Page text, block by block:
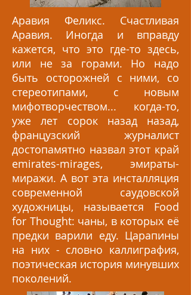
Аравия Феликс. Счастливая
Аравия. Иногда и вправду
кажется, что это где-то здесь,
или не за горами. Но надо
быть осторожней с ними, со
стереотипами, с новым
мифотворчеством... когда-то,
уже лет сорок назад назад,
французский журналист
достопамятно назвал этот край
emirates-mirages, эмираты-
миражи. А вот эта инсталляция
современной саудовской
художницы, называется Food
for Thought: чаны, в которых её
предки варили еду. Царапины
на них - словно каллиграфия,
поэтическая история минувших
поколений.